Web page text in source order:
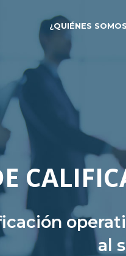
¿QUIÉNES
al